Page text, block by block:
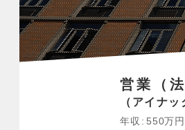
営業（
アイナッ
年収 550万